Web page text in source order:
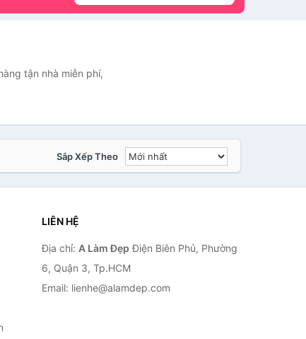
tận nhà miễn phí,
Sắp Xếp Theo
LIÊN HỆ
Địa chỉ: A Làm Đẹp Điện Biên Phủ, Phường
6, Quận 3, Tp.HCM
Email: lienhe@alamdep.com